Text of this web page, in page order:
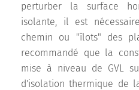
perturber la surface
isolante, il est
chemin ou "îlots" des
recommandé que la
mise à niveau de GVL
d'isolation thermique de